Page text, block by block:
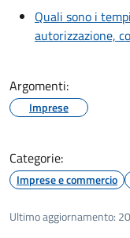
Quali sono i
autorizzazione,
Argomenti:
Imprese
Categorie:
Imprese e commercio
Ultimo aggiornamento: